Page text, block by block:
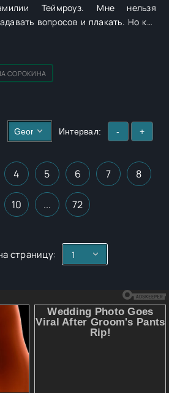
Теймроуз. Мне нельзя
вопросов и плакать. Но как
ненавистью окружающих и
Он её бывший парень и теперь
в каждодневный ад, забывая, что в
мне сердце.
СОРОКИНА
Интервал: - +
4 5 6 7 8
10 ... 72
страницу: